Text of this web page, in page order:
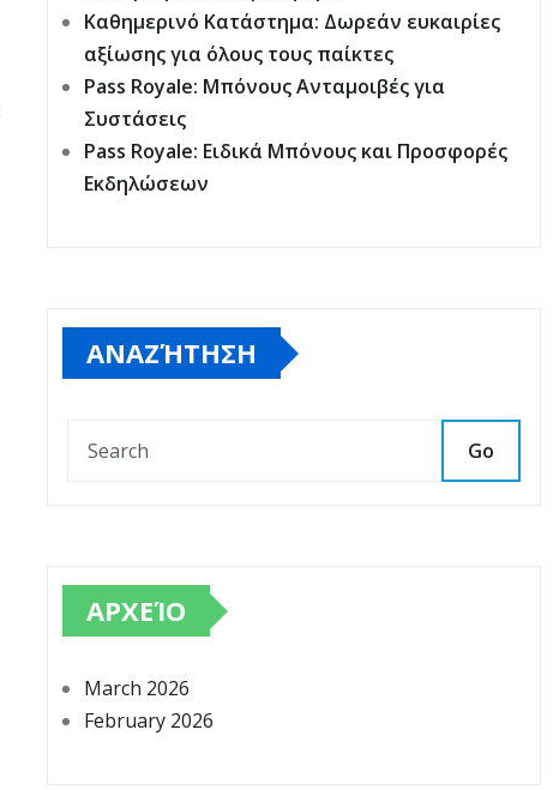
Καθημερινό Κατάστημα: Δωρεάν ευκαιρίες
αξίωσης για όλους τους παίκτες
Pass Royale: Μπόνους Ανταμοιβές για
Συστάσεις
Pass Royale: Ειδικά Μπόνους και Προσφορές
Εκδηλώσεων
ΑΝΑΖΉΤΗΣΗ
Go
ΑΡΧΕΊΟ
March 2026
February 2026